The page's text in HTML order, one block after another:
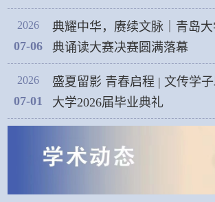
2026
07-06
典耀中华，赓续文脉｜青岛
典诵读大赛决赛圆满落幕
2026
07-01
盛夏留影 青春启程 | 文传学
大学2026届毕业典礼